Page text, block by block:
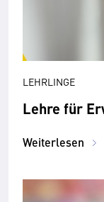
LEHRLINGE
Lehre für
Weiterlesen